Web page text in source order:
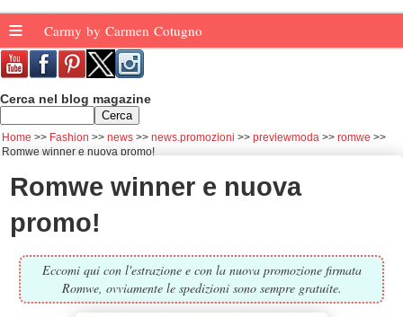
≡ Carmy by Carmen Cotugno
Cerca nel blog magazine
Home Fashion news news.promozioni previewmoda
romwe
Romwe winner e nuova promo!
Romwe winner e nuova
promo!
Eccomi qui con l'estrazione e con la nuova promozione firmata
Romwe, ovviamente le spedizioni sono sempre gratuite.